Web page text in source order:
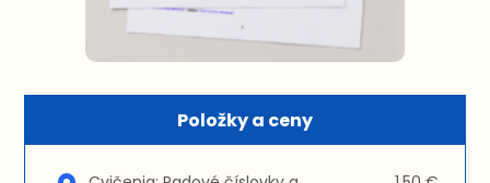
Položky a ceny